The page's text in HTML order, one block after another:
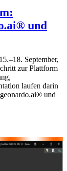
und
September,
zur Plattform
laufen darin
und